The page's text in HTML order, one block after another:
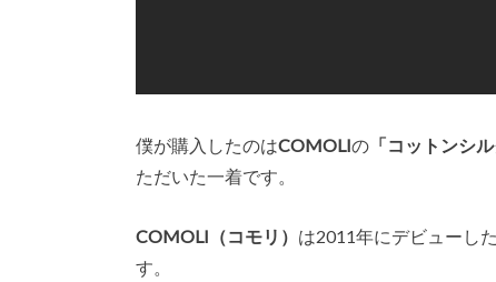
僕が購入したのはCOMOLIの 「コットンシ
ただいた一着です。
COMOLI（コモリ） は2011年にデビューし
す。